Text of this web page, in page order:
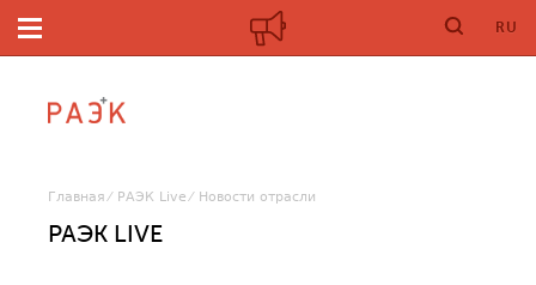
RU
Главная РАЭК Live Новости отрасли
РАЭК LIVE